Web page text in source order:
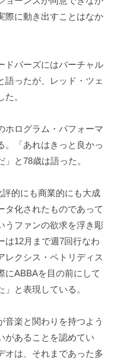
際に動き出すことはなか
ドバーズにはバーチャル
語ったが、レッド・ツェ
。
ホログラム・パフォーマ
。「あれはきっと良かっ
と78歳は語った。
的にも商業的にも大成
タ化されたものであって
うファンの欲求を浮き彫
は12月まで週7回行なわ
レクシス・ペトリディス
ABBAを目の前にして
と表現している。
音楽と関わりを持つよう
があることを認めてい
オは、それまであった多